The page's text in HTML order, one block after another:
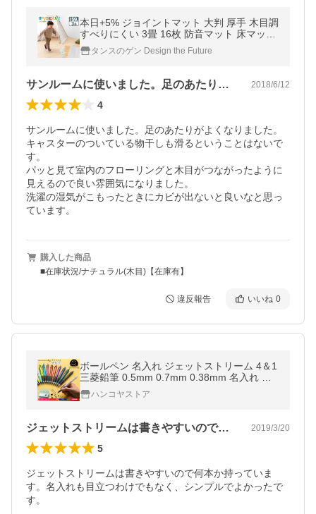
本日+5% ジョイントマット 大判 厚手 木目調
すべりにくい 3畳 16枚 防音マット 床マット
クッションマット プレイマット パズルマッ
ト ベビー 赤ちゃん
タンスのゲン Design the Future
サンルームに使いました。足のあたりがよ… 2018/6/12
4
サンルームに使いました。足のあたりがよくなりました。
キャスターのついている物干しも滑るということはないで
す。
パッと見て室内のフローリングと木目がつながったように
見えるので良い雰囲気になりました。
洗濯の湿気がこもったときにカビが出ないと良いなと思っ
ています。
購入した商品
■在庫状況/ナチュラル(木目)【在庫有】
違反報告 いいね 0
ボールペン 名入れ ジェットストリーム 4＆1
三菱鉛筆 0.5mm 0.7mm 0.38mm 名入れ MS
XE5-1000 名前入り ギフト プレゼント 卒業
記念 入学祝 就職祝 ポイント利用
ハンコヤストア
ジェットストリームは書きやすいので何本… 2019/3/20
5
ジェットストリームは書きやすいので何本か持っていま
す。名入れも目立つわけでもなく、シンプルでよかったで
す。